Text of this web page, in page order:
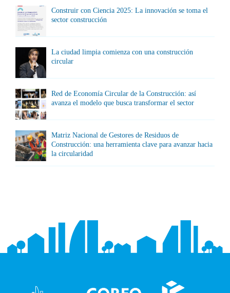
Construir con Ciencia 2025: La innovación se toma el
sector construcción
La ciudad limpia comienza con una construcción
circular
Red de Economía Circular de la Construcción: así
avanza el modelo que busca transformar el sector
Matriz Nacional de Gestores de Residuos de
Construcción: una herramienta clave para avanzar hacia
la circularidad